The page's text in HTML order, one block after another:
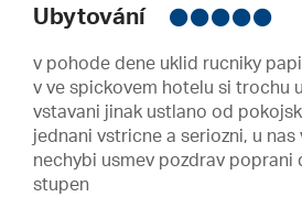
Ubytování
v pohode dene uklid rucniky
v ve spickovem hotelu si trochu
vstavani jinak ustlano od
jednani vstricne a seriozni, u
nechybi usmev pozdrav poprani
stupen